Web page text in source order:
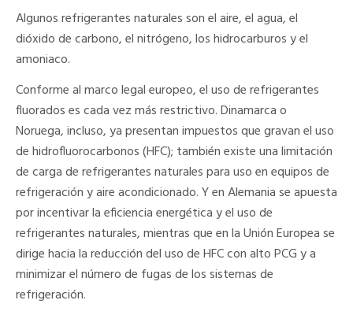
Algunos refrigerantes naturales son el aire, el agua, el
dióxido de carbono, el nitrógeno, los hidrocarburos y el
amoniaco.
Conforme al marco legal europeo, el uso de refrigerantes
fluorados es cada vez más restrictivo. Dinamarca o
Noruega, incluso, ya presentan impuestos que gravan el uso
de hidrofluorocarbonos (HFC); también existe una limitación
de carga de refrigerantes naturales para uso en equipos de
refrigeración y aire acondicionado. Y en Alemania se apuesta
por incentivar la eficiencia energética y el uso de
refrigerantes naturales, mientras que en la Unión Europea se
dirige hacia la reducción del uso de HFC con alto PCG y a
minimizar el número de fugas de los sistemas de
refrigeración.